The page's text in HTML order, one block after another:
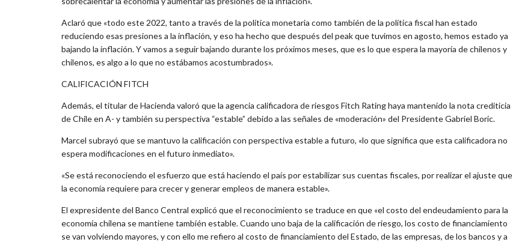
Aclaró que «todo este 2022, tanto a través de la política monetaria como también de la política fiscal han estado
reduciendo esas presiones a la inflación, y eso ha hecho que después del peak que tuvimos en agosto, hemos estado ya
bajando la inflación. Y vamos a seguir bajando durante los próximos meses, que es lo que espera la mayoría de chilenos y
chilenos, es algo a lo que no estábamos acostumbrados».
CALIFICACIÓN FITCH
Además, el titular de Hacienda valoró que la agencia calificadora de riesgos Fitch Rating haya mantenido la nota crediticia
de Chile en A- y también su perspectiva “estable” debido a las señales de «moderación» del Presidente Gabriel Boric.
Marcel subrayó que se mantuvo la calificación con perspectiva estable a futuro, «lo que significa que esta calificadora no
espera modificaciones en el futuro inmediato».
«Se está reconociendo el esfuerzo que está haciendo el país por estabilizar sus cuentas fiscales, por realizar el ajuste que
la economía requiere para crecer y generar empleos de manera estable».
El expresidente del Banco Central explicó que el reconocimiento se traduce en que «el costo del endeudamiento para la
economía chilena se mantiene también estable. Cuando uno baja de la calificación de riesgo, los costo de financiamiento
se van volviendo mayores, y con ello me refiero al costo de financiamiento del Estado, de las empresas, de los bancos y a